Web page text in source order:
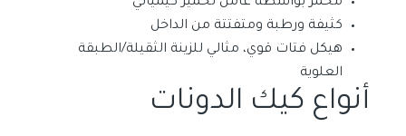
كثيفة ورطبة ومتفتتة من الداخل
هيكل فتات قوي، مثالي للزينة الثقيلة/الطبقة
العلوية
أنواع كيك الدونات